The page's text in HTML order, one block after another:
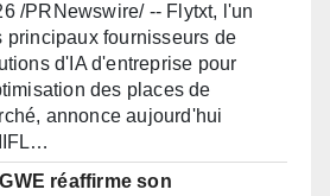
/PRNewswire/ -- Flytxt, l'un
principaux fournisseurs de
d'IA d'entreprise pour
des places de
annonce aujourd'hui
réaffirme son